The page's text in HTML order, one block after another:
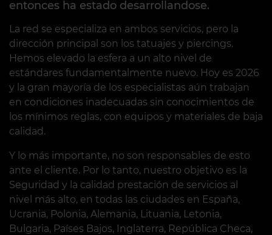
1 2 3 4 5 6
entonces ha estado desarrollandose.
La red se especializa en ambos servicios, pero la
dirección principal son los tatuajes y piercings.
Hemos elevado la esfera a un alto nivel de
estándares fundamentalmente nuevo. Hoy es 2026
y la gran mayoría de los especialistas aún trabajan
en condiciones inadecuadas sin conocimientos de
los mínimos reglas, con equipos y materiales de baja
calidad.
Y lo más importante, no son responsables de esto
ante el cliente. Por lo tanto, nuestro objetivo es la
Seguridad y la calidad prestación de servicios al
nivel más alto, en todas las ciudades en España,
Ucrania, Polonia, Alemania, Lituania, Letonia,
Bulgaria, Países Bajos, Inglaterra, República Checa,